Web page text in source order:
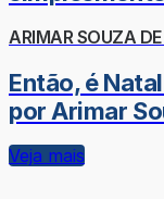
ARIMAR SOUZA
Então, é
por Arimar
Veja mais